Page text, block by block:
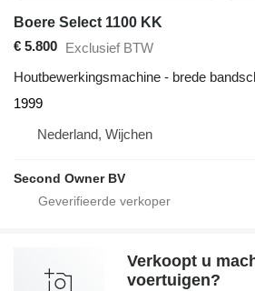
Boere Select 1100 KK
€ 5.800 Exclusief BTW
Houtbewerkingsmachine - brede
1999
Nederland, Wijchen
Second Owner BV
Verkoopt u
voertuigen?